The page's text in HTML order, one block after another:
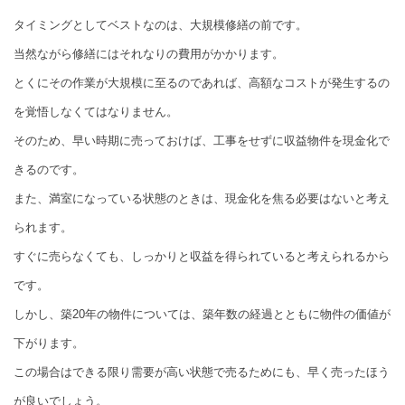
タイミングとしてベストなのは、大規模修繕の前です。
当然ながら修繕にはそれなりの費用がかかります。
とくにその作業が大規模に至るのであれば、高額なコストが発生するの
を覚悟しなくてはなりません。
そのため、早い時期に売っておけば、工事をせずに収益物件を現金化で
きるのです。
また、満室になっている状態のときは、現金化を焦る必要はないと考え
られます。
すぐに売らなくても、しっかりと収益を得られていると考えられるから
です。
しかし、築20年の物件については、築年数の経過とともに物件の価値が
下がります。
この場合はできる限り需要が高い状態で売るためにも、早く売ったほう
が良いでしょう。